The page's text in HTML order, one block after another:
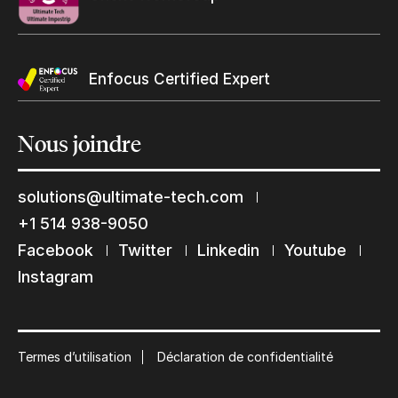
Enfocus Certified Expert
Nousjoindre
solutions@ultimate-tech.com
+1 514 938-9050
Facebook
Twitter Linkedin
Youtube
Instagram
Termes d’utilisation Déclaration de confidentialité
Restons en contact